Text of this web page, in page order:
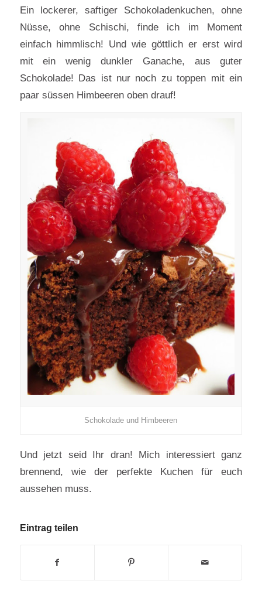
Ein lockerer, saftiger Schokoladenkuchen, ohne
Nüsse, ohne Schischi, finde ich im Moment
einfach himmlisch! Und wie göttlich er erst wird
mit ein wenig dunkler Ganache, aus guter
Schokolade! Das ist nur noch zu toppen mit ein
paar süssen Himbeeren oben drauf!
Schokolade und Himbeeren
Und jetzt seid Ihr dran! Mich interessiert ganz
brennend, wie der perfekte Kuchen für euch
aussehen muss.
Eintrag teilen